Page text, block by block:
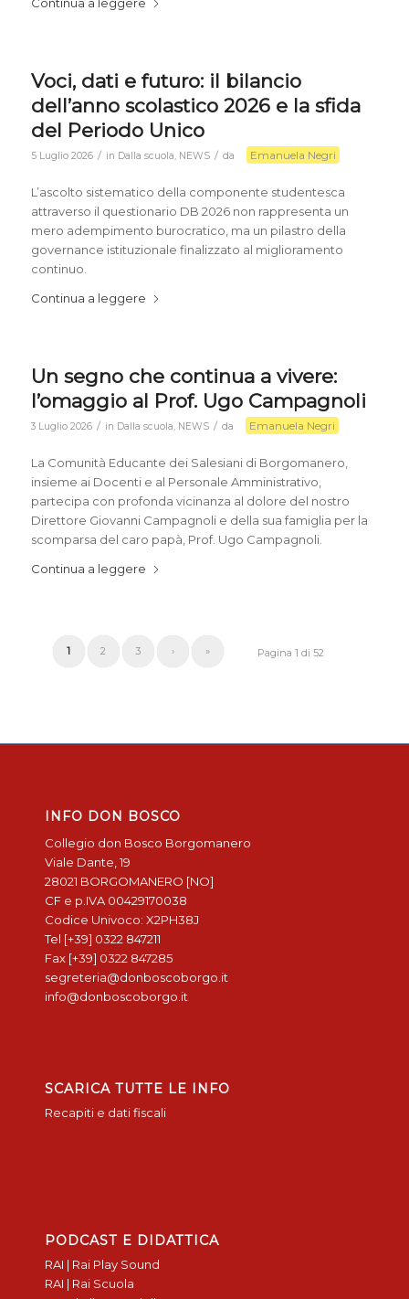
Voci, dati e futuro: il bilancio
dell’anno scolastico 2026 e la sfida
del Periodo Unico
5 Luglio 2026 / in Dalla scuola NEWS / da Emanuela Negri
L’ascolto sistematico della componente studentesca
attraverso il questionario DB 2026 non rappresenta un
mero adempimento burocratico, ma un pilastro della
governance istituzionale finalizzato al miglioramento
continuo.
Continua a leggere
Un segno che continua a vivere:
l’omaggio al Prof. Ugo Campagnoli
3 Luglio 2026 / in Dalla scuola NEWS / da Emanuela Negri
La Comunità Educante dei Salesiani di Borgomanero,
insieme ai Docenti e al Personale Amministrativo,
partecipa con profonda vicinanza al dolore del nostro
Direttore Giovanni Campagnoli e della sua famiglia per la
scomparsa del caro papà, Prof. Ugo Campagnoli.
Continua a leggere
Pagina 1 di 52
1 2 3 › »
INFO DON BOSCO
Collegio don Bosco Borgomanero
Viale Dante, 19
28021 BORGOMANERO [NO]
CF e p.IVA 00429170038
Codice Univoco: X2PH38J
Tel [+39] 0322 847211
Fax [+39] 0322 847285
segreteria@donboscoborgo.it
info@donboscoborgo.it
SCARICA TUTTE LE INFO
Recapiti e dati fiscali
PODCAST E DIDATTICA
RAI | Rai Play Sound
RAI | Rai Scuola